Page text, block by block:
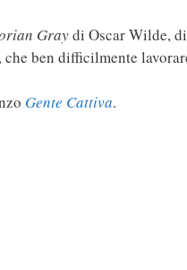
Graydi Oscar Wilde,
ben difficilmente
Gente Cattiva.